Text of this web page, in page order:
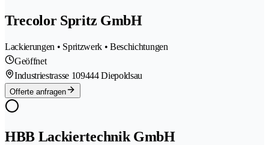
Trecolor Spritz GmbH
Lackierungen • Spritzwerk • Beschichtungen
Geöffnet
Industriestrasse 109444 Diepoldsau
Offerte anfragen
HBB Lackiertechnik GmbH